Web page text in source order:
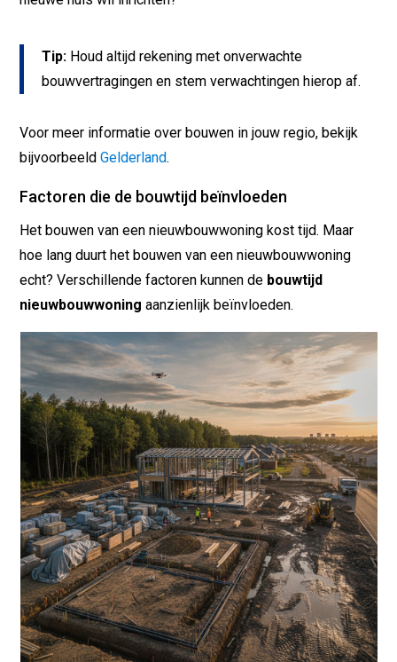
Tip: Houd altijd rekening met onverwachte
bouwvertragingen en stem verwachtingen hierop af.
Voor meer informatie over bouwen in jouw regio, bekijk
bijvoorbeeldGelderland.
Factoren die de bouwtijd beïnvloeden
Het bouwen van een nieuwbouwwoning kost tijd. Maar
hoe lang duurt het bouwen van een nieuwbouwwoning
echt? Verschillende factoren kunnen de bouwtijd
nieuwbouwwoning aanzienlijk beïnvloeden.